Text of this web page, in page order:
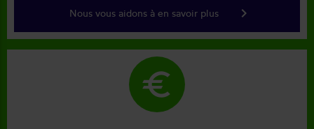
Nous vous aidons à en savoir plus keyboard_arrow_right
euro